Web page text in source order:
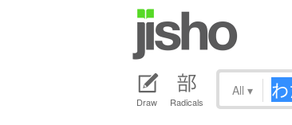
Draw Radicals
All ▾